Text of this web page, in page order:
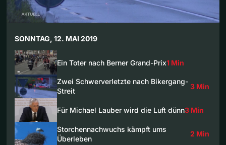
SONNTAG, 12. MAI 2019
Ein Toter nach Berner Grand-Prix1 Min
Zwei Schwerverletzte nach Bikergang-
Streit
3 Min
Für Michael Lauber wird die Luft dünn3 Min
Storchennachwuchs kämpft ums
Überleben
2 Min